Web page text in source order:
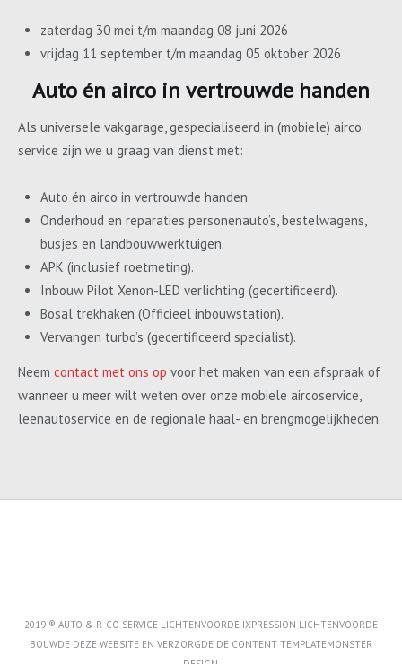
zaterdag 30 mei t/m maandag 08 juni 2026
vrijdag 11 september t/m maandag 05 oktober 2026
Auto én airco in vertrouwde handen
Als universele vakgarage, gespecialiseerd in (mobiele) airco
service zijn we u graag van dienst met:
Auto én airco in vertrouwde handen
Onderhoud en reparaties personenauto’s, bestelwagens,
busjes en landbouwwerktuigen.
APK (inclusief roetmeting).
Inbouw Pilot Xenon-LED verlichting (gecertificeerd).
Bosal trekhaken (Officieel inbouwstation).
Vervangen turbo’s (gecertificeerd specialist).
Neem contact met ons op voor het maken van een afspraak of
wanneer u meer wilt weten over onze mobiele aircoservice,
leenautoservice en de regionale haal- en brengmogelijkheden.
2019 ® AUTO & R-CO SERVICE LICHTENVOORDE IXPRESSION LICHTENVOORDE
BOUWDE DEZE WEBSITE EN VERZORGDE DE CONTENT TEMPLATEMONSTER